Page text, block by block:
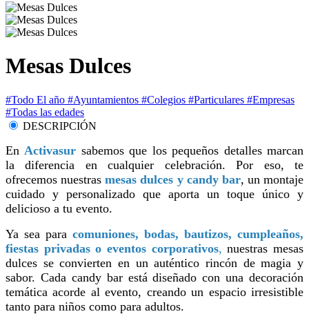
Mesas Dulces
#Todo El año #Ayuntamientos #Colegios #Particulares #Empresas
#Todas las edades
DESCRIPCIÓN
En Activasur sabemos que los pequeños detalles marcan
la diferencia en cualquier celebración. Por eso, te
ofrecemos nuestrasmesas dulces y candy bar, un montaje
cuidado y personalizado que aporta un toque único y
delicioso a tu evento.
Ya sea para comuniones, bodas, bautizos, cumpleaños,
fiestas privadas o eventos corporativos, nuestras mesas
dulces se convierten en un auténtico rincón de magia y
sabor. Cada candy bar está diseñado con una decoración
temática acorde al evento, creando un espacio irresistible
tanto para niños como para adultos.